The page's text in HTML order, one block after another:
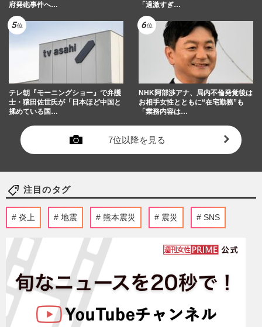
府発砲事件へ…
「過激すぎ…
テレ朝『モーニングショー』で弁護
士・猿田佐世氏が「日本ほど中国と
揉めている国…
NHK阿部渉アナ、局内不倫発覚後は
お相手女性とともに“在宅勤務”も
「業務内容は…
7位以降を見る
注目のタグ
炎上 地震 熊本震災 震災 SNS